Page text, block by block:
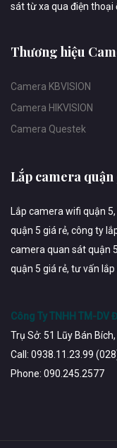
sát từ xa qua điện thoại
Thương hiệu
Camera KBVISION
Camera HIKVISION
Camera Questek
Lắp camera quận
Lắp camera wifi quận
quận 5 giá rẻ, công ty
camera quan sát quận
quận 5 giá rẻ, tư vấn
Công Ty TNHH TM-DV
Trụ Sở: 51 Lũy Bán
Call: 0938.11.23.99
Phone: 090.245.2577